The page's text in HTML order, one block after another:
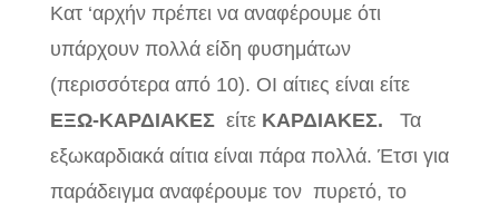
Κατ ‘αρχήν πρέπει να αναφέρουμε ότι
υπάρχουν πολλά είδη φυσημάτων
(περισσότερα από 10). ΟΙ αίτιες είναι είτε
ΕΞΩ-ΚΑΡΔΙΑΚΕΣείτε ΚΑΡΔΙΑΚΕΣ. Τα
εξωκαρδιακά αίτια είναι πάρα πολλά. Έτσι για
παράδειγμα αναφέρουμε τον πυρετό, το